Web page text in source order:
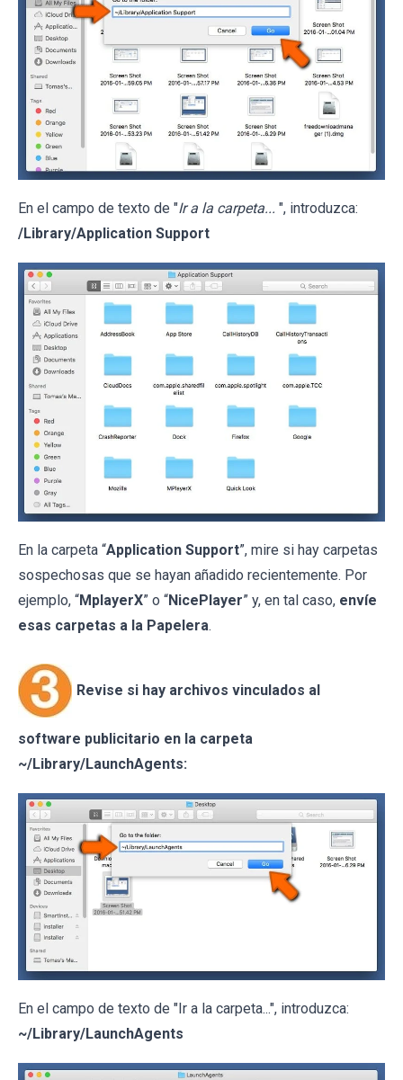
En el campo de texto de "Ir a la carpeta... ", introduzca:
/Library/Application Support
En la carpeta “Application Support”, mire si hay carpetas
sospechosas que se hayan añadido recientemente. Por
ejemplo, “MplayerX” o “NicePlayer” y, en tal caso, envíe
esas carpetas a la Papelera.
Revise si hay archivos vinculados al
software publicitario en la carpeta
~/Library/LaunchAgents:
En el campo de texto de "Ir a la carpeta...", introduzca:
~/Library/LaunchAgents